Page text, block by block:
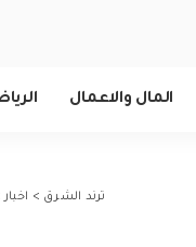
المال والاعمال
ترند الشرق > اخبار